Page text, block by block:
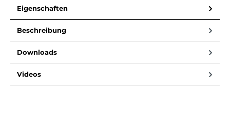
Eigenschaften
Beschreibung
Downloads
Videos